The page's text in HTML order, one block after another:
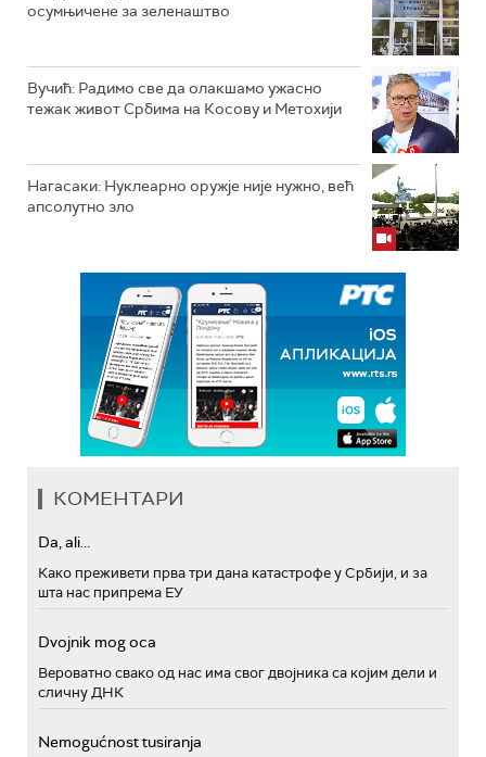
осумњичене за зеленаштво
Вучић: Радимо све да олакшамо ужасно
тежак живот Србима на Косову и Метохији
Нагасаки: Нуклеарно оружје није нужно, већ
апсолутно зло
КОМЕНТАРИ
Da, ali...
Како преживети прва три дана катастрофе у Србији, и за
шта нас припрема ЕУ
Dvojnik mog oca
Вероватно свако од нас има свог двојника са којим дели и
сличну ДНК
Nemogućnost tusiranja